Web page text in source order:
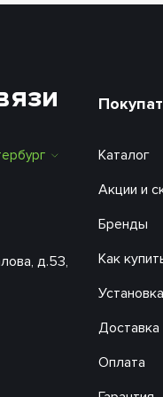
д.53,
Каталог
Акции и
Бренды
Как
Установка
Доставка
Оплата